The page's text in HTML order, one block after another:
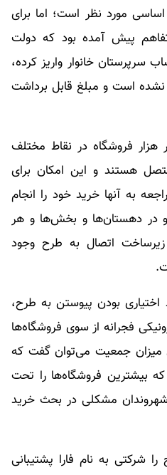
مورد نظر است؛ اما برای
پیش آمده بود که دولت
خانوار واریز کرده،
است و مبلغ قابل برداشت
فروشگاه در نقاط مختلف
هستند و این امکان برای
به آنها خرید خود را انجام
و در دهستان‌ها و بخش‌ها و هر
اتصال به طرح وجود
اختیاری بودن پیوستن به طرح،
فجرانه از سوی فروشگاه‌ها
میزان جمعیت می‌توان گفت که
بیشترین فروشگاه‌ها را تحت
مشکلی در بحث خرید
شرکتی به نام فارا پشتیبانی